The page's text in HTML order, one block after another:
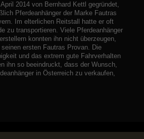
2014 von Bernhard Kettl gegründet,
Pferdeanhänger der Marke Fautras
Im elterlichen Reitstall hatte er oft
zu transportieren. Viele Pferdeanhänger
konnten ihn nicht überzeugen,
ersten Fautras Provan. Die
und das extrem gute Fahrverhalten
ihn so beeindruckt, dass der Wunsch,
in Österreich zu verkaufen,